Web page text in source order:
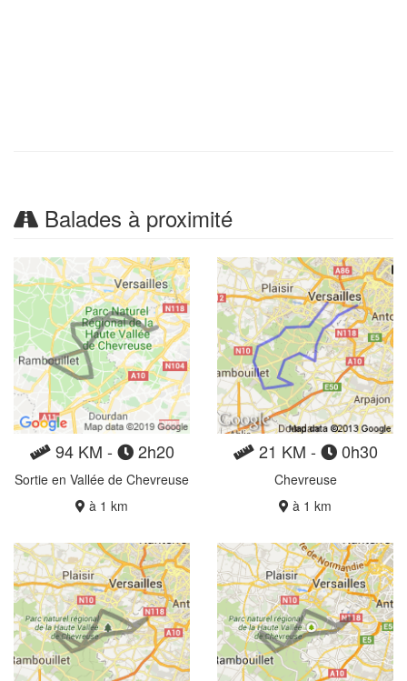
Balades à proximité
94 KM - 2h20
Sortie en Vallée de Chevreuse
à 1 km
21 KM - 0h30
Chevreuse
à 1 km